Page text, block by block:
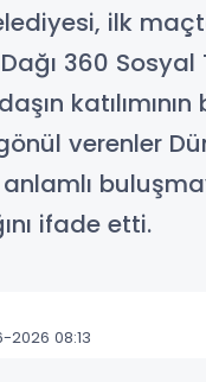
ilk
360 Sosyal
verenler
ifade etti.
2026 08:13